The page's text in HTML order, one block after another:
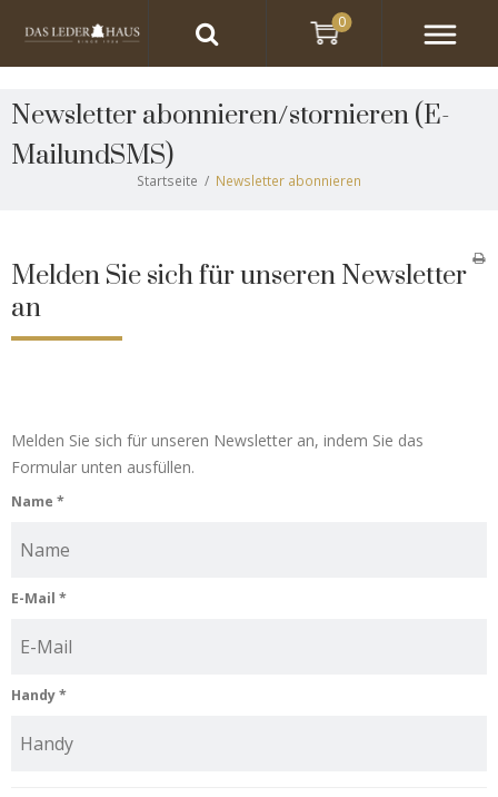
Newsletter abonnieren/stornieren (E-
MailundSMS)
Startseite / Newsletter abonnieren
Melden Sie sich für unseren Newsletter
an
Melden Sie sich für unseren Newsletter an, indem Sie das
Formular unten ausfüllen.
Name *
E-Mail *
Handy*
0